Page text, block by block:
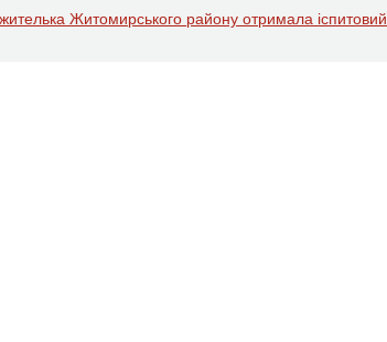
Житомирського району отримала іспитовий